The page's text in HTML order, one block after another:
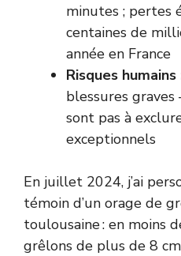
minutes ; pertes
centaines de
année en France
Risques humains
blessures
sont pas à
exceptionnels
En juillet 2024, j’ai
témoin d’un orage de
toulousaine : en moins
grêlons de plus de 8